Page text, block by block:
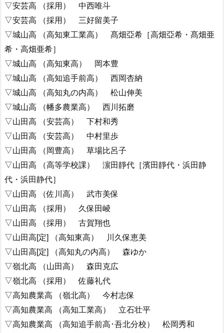
▽安芸高 （採用） 中西唯斗
▽安芸高 （採用） 三好留美子
▽城山高 （高知東工業高） 髙畑亞希［高畑亞希・髙畑亜
希・高畑亜希］
▽城山高 （高知東高） 岡本豊
▽城山高 （高知追手前高） 西岡杏納
▽城山高 （高知丸の内高） 松山伸美
▽城山高 （幡多農業高） 西川拓磨
▽山田高 （安芸高） 下村和秀
▽山田高 （安芸高） 中村里歩
▽山田高 （岡豊高） 草場比呂子
▽山田高 （高等学校課） 濵田靜代［濱田靜代・浜田静
代・浜田静代］
▽山田高 （佐川高） 武市美保
▽山田高 （採用） 久保田崚
▽山田高 （採用） 古賀翔也
▽山田高[定] （高知東高） 川久保恵美
▽山田高[定] （高知丸の内高） 森ゆか
▽嶺北高 （山田高） 森田克広
▽嶺北高 （採用） 佐藤礼代
▽高知農業高 （嶺北高） 今村志保
▽高知農業高 （高知工業高） 立石壮平
▽高知農業高 （高知追手前高･吾北分校） 松岡秀和